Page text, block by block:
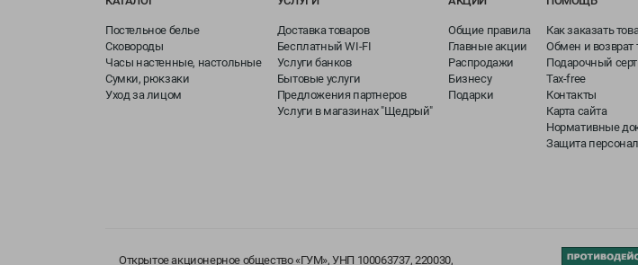
Постельное белье
Сковороды
Часы настенные, настольные
Сумки, рюкзаки
Уход за лицом
Доставка товаров
Бесплатный WI-FI
Услуги банков
Бытовые услуги
Предложения партнеров
Услуги в магазинах "Щедрый"
Общие правила
Главные акции
Распродажи
Бизнесу
Подарки
Как заказать
Обмен и возврат
Подарочный
Tax-free
Контакты
Карта сайта
Нормативные
Защита
Открытое акционерное общество «ГУМ», УНП 100063737, 220030,